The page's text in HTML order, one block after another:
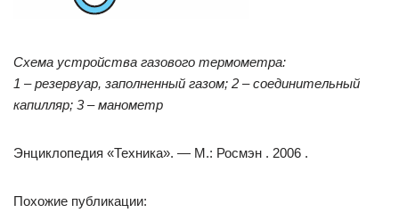
Схема устройства газового термометра:
1 – резервуар, заполненный газом; 2 – соединительный
капилляр; 3 – манометр
Энциклопедия «Техника». — М.: Росмэн . 2006 .
Похожие публикации: